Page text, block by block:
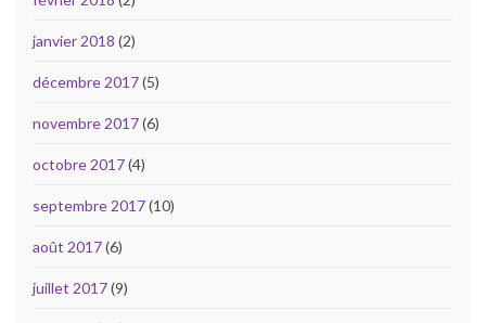
janvier 2018 (2)
décembre 2017(5)
novembre 2017(6)
octobre 2017(4)
septembre 2017(10)
août 2017(6)
juillet 2017(9)